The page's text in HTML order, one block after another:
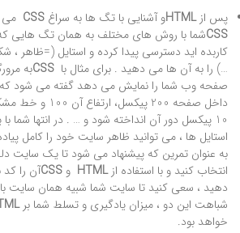
پس ازHTMLو آشنایی با تگ ها به سراغ CSS می
CSSشما با روش های مختلف به همان تگ هایی
کاربده اید دسترسی پیدا کرده و استایل (=ظاهر ،
…) را به آن ها می دهید . برای مثال با CSSبه
صفحه وب شما را نمایش می دهد گفته می شود
داخل صفحه 200 پیکسل،
10 پیکسل دور آن انداخته شود و … . در انتها شما
استایل ها ، می توانید ظاهر سایت خود را کامل
به عنوان تمرین که پیشنهاد می شود تا یک سایت
انتخاب کنید و با استفاده ازHTML و CSSآن را
دهید ، سعی کنید تا سایت شما شبیه همان سایت
شباهت این دو ، میزان یادگیری و تسلط شما بر
خواهد بود.